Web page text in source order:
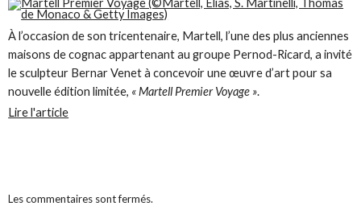
À l’occasion de son tricentenaire, Martell, l’une des plus anciennes
maisons de cognac appartenant au groupe Pernod-Ricard, a invité
le sculpteur Bernar Venet à concevoir une œuvre d’art pour sa
nouvelle édition limitée, « Martell Premier Voyage ».
Lire l'article
Les commentaires sont fermés.